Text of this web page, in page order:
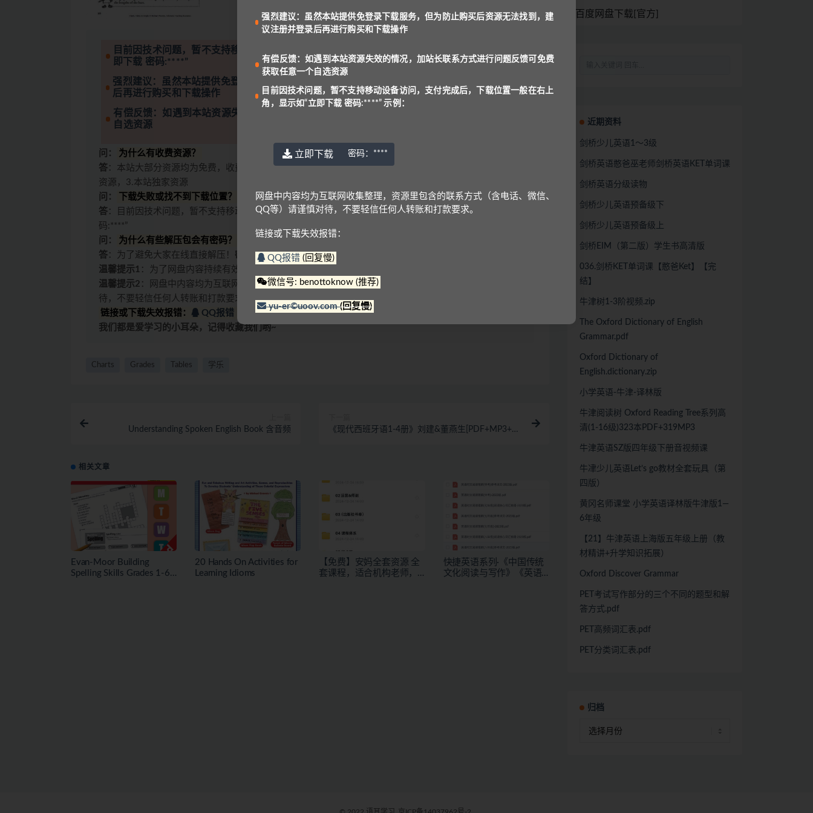
目前因技术问题，暂不支持移动设备访问，支付完成后，下载位置一般在右上角，显示如“立
即下载 密码:****”
强烈建议：虽然本站提供免登录下载服务，但为防止购买后资源无法找到，建议注册并登录
后再进行购买和下载操作
有偿反馈：如遇到本站资源失效的情况，加站长联系方式进行问题反馈可免费获取任意一个
自选资源
问：
为什么有收费资源？
答 ：本站大部分资源均为免费，收费原因有三：1.资源是高价购来低价分享，2.防止专门卖资源的人投诉
资源，3.本站独家资源
问：
下载失败或找不到下载位置？
答 ：目前因技术问题，暂不支持移动设备访问，支付后下载位置一般在右上角，显示为“立即下载 密
码:****”
问：
为什么有些解压包会有密码？
答 ：为了避免大家在线直接解压！ 密码一般是： www.yu-er.com
温馨提示1 ：为了网盘内容持续有效，请勿在线解压文件，甚至可能会产生额外的费用。
温馨提示2 ：网盘中内容均为互联网收集整理，资源里包含的联系方式（含电话、微信、QQ等）请谨慎对
待，不要轻信任何人转账和打款要求。
链接或下载失效报错：
QQ报错 微信号: benottoknow (推荐)
我们都是爱学习的小耳朵，记得收藏我们哟~
Charts Grades Tables 学乐
Understanding Spoken English Book 含音频
《现代西班牙语1-4册》刘建&董燕生[PDF+MP3+练
相关文章
Evan-Moor Building
Spelling Skills Grades 1-6
20 Hands On Activities for
Learning Idioms
【免费】安妈全套资源 全
套课程，适合机构老师，
快捷英语系列·《中国传统
文化阅读与写作》《英语
百度网盘下载[官方]
近期资料
剑桥少儿英语1～3级
剑桥英语憨爸巫老师剑桥英语KET单词课
剑桥英语分级读物
剑桥少儿英语预备级下
剑桥少儿英语预备级上
剑桥EIM（第二版）学生书高清版
036.剑桥KET单词课【憨爸Ket】【完
结】
牛津树1-3阶视频.zip
The Oxford Dictionary of English
Grammar.pdf
Oxford Dictionary of
English.dictionary.zip
小学英语-牛津-译林版
牛津阅读树 Oxford Reading Tree系列高
清(1-16级)323本PDF+319MP3
牛津英语SZ版四年级下册音视频课
牛冿少儿英语Let’s go教材全套玩具（第
四版）
黄冈名师课堂 小学英语译林版牛津版1—
6年级
【21】牛津英语上海版五年级上册（教
材精讲+升学知识拓展）
Oxford Discover Grammar
PET考试写作部分的三个不同的题型和解
答方式.pdf
PET高频词汇表.pdf
PET分类词汇表.pdf
归档
强烈建议：虽然本站提供免登录下载服务，但为防止购买后资源无法找到，建
议注册并登录后再进行购买和下载操作
有偿反馈：如遇到本站资源失效的情况，加站长联系方式进行问题反馈可免费
获取任意一个自选资源
目前因技术问题，暂不支持移动设备访问，支付完成后，下载位置一般在右上
角，显示如“立即下载 密码:****” 示例：
立即下载 密码： ****
网盘中内容均为互联网收集整理，资源里包含的联系方式（含电话、微信、
QQ等）请谨慎对待，不要轻信任何人转账和打款要求。
链接或下载失效报错：
QQ报错 (回复慢)
微信号: benottoknow (推荐)
yu-er©uoov.com(回复慢)